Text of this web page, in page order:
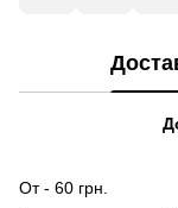
От - 60 грн.